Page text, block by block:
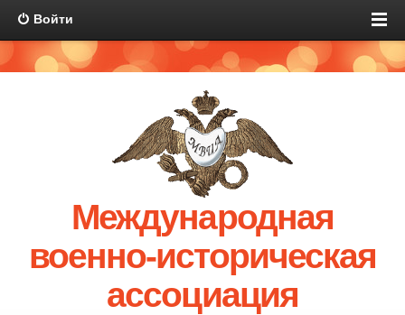
Войти
Международная
военно-историческая
ассоциация